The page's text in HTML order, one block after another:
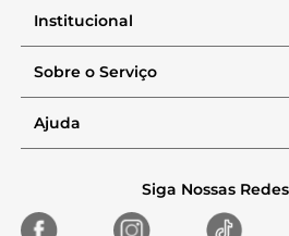
Institucional
Sobre o Serviço
Ajuda
Siga Nossas